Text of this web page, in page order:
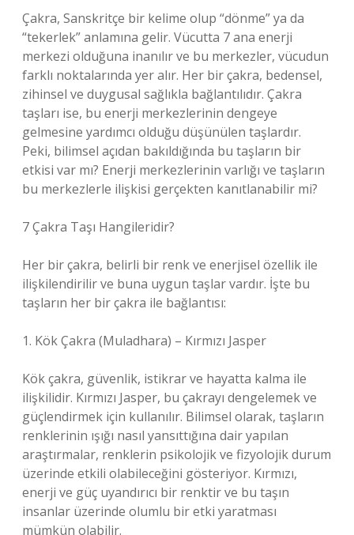
Çakra, Sanskritçe bir kelime olup “dönme” ya da
“tekerlek” anlamına gelir. Vücutta 7 ana enerji
merkezi olduğuna inanılır ve bu merkezler, vücudun
farklı noktalarında yer alır. Her bir çakra, bedensel,
zihinsel ve duygusal sağlıkla bağlantılıdır. Çakra
taşları ise, bu enerji merkezlerinin dengeye
gelmesine yardımcı olduğu düşünülen taşlardır.
Peki, bilimsel açıdan bakıldığında bu taşların bir
etkisi var mı? Enerji merkezlerinin varlığı ve taşların
bu merkezlerle ilişkisi gerçekten kanıtlanabilir mi?
7 Çakra Taşı Hangileridir?
Her bir çakra, belirli bir renk ve enerjisel özellik ile
ilişkilendirilir ve buna uygun taşlar vardır. İşte bu
taşların her bir çakra ile bağlantısı:
1. Kök Çakra (Muladhara) – Kırmızı Jasper
Kök çakra, güvenlik, istikrar ve hayatta kalma ile
ilişkilidir. Kırmızı Jasper, bu çakrayı dengelemek ve
güçlendirmek için kullanılır. Bilimsel olarak, taşların
renklerinin ışığı nasıl yansıttığına dair yapılan
araştırmalar, renklerin psikolojik ve fizyolojik durum
üzerinde etkili olabileceğini gösteriyor. Kırmızı,
enerji ve güç uyandırıcı bir renktir ve bu taşın
insanlar üzerinde olumlu bir etki yaratması
mümkün olabilir.